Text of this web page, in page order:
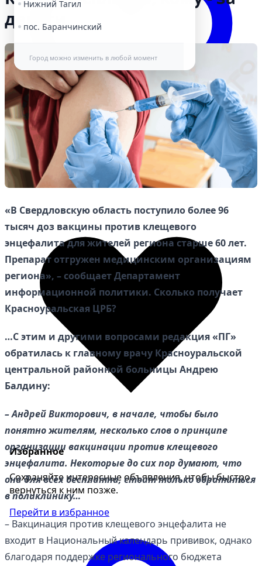
Нижний Тагил
пос. Баранчинский
Город можно изменить в любой момент
Избранное
Избранное
Сохраняйте интересные объявления, чтобы быстро
вернуться к ним позже.
Перейти в избранное
деньги
«В Свердловскую область поступило более 96
тысяч доз вакцины против клещевого
энцефалита для жителей региона старше 60 лет.
Препарат отгружен медицинским организациям
региона», – сообщает Департамент
информационной политики. Сколько получает
Красноуральская ЦРБ?
…С этим и другими вопросами редакция «ПГ»
обратилась к главному врачу Красноуральской
центральной районной больницы Андрею
Балдину:
– Андрей Викторович, в начале, чтобы было
понятно жителям, несколько слов о принципе
организации вакцинации против клещевого
энцефалита. Некоторые до сих пор думают, что
она для всех бесплатна, стоит только обратиться
в поликлинику…
– Вакцинация против клещевого энцефалита не
входит в Национальный календарь прививок, однако
благодаря поддержке регионального бюджета